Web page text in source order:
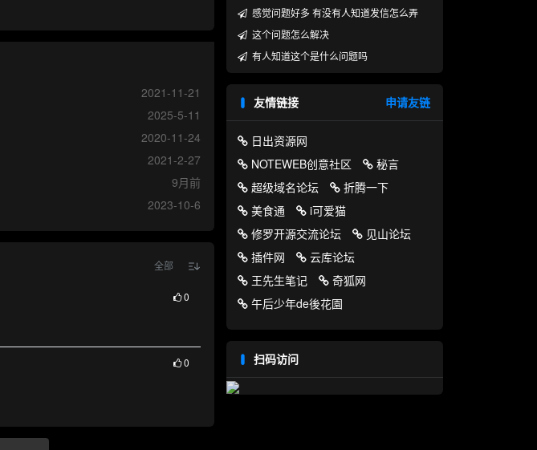
2021-11-21
2025-5-11
2020-11-24
2021-2-27
9月前
2023-10-6
全部
0
0
感觉问题好多 有没有人知道发信怎么弄
这个问题怎么解决
有人知道这个是什么问题吗
友情链接 申请友链
日出资源网
NOTEWEB创意社区
秘言
超级域名论坛
折腾一下
美食通
i可爱猫
修罗开源交流论坛
见山论坛
插件网
云库论坛
王先生笔记
奇狐网
午后少年de後花園
扫码访问